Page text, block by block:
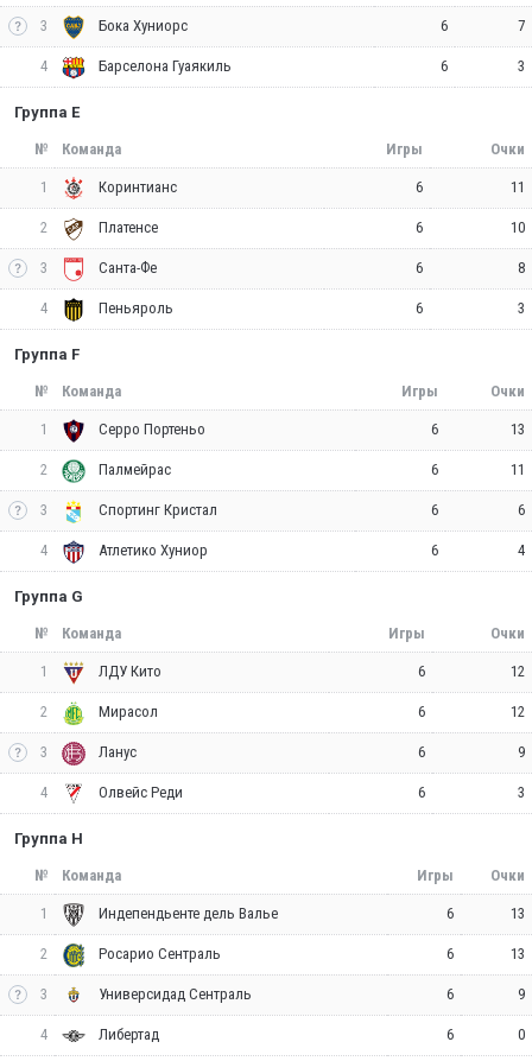
3 Бока Хуниорс 6 7
4 Барселона Гуаякиль 6 3
Группа E
№ Команда Игры Очки
1 Коринтианс 6 11
2 Платенсе 6 10
3 Санта-Фе 6 8
4 Пеньяроль 6 3
Группа F
№ Команда Игры Очки
1 Серро Портеньо 6 13
2 Палмейрас 6 11
3 Спортинг Кристал 6 6
4 Атлетико Хуниор 6 4
Группа G
№ Команда Игры Очки
1 ЛДУ Кито 6 12
2 Мирасол 6 12
3 Ланус 6 9
4 Олвейс Реди 6 3
Группа H
№ Команда Игры Очки
1 Индепендьенте дель Валье 6 13
2 Росарио Сентраль 6 13
3 Универсидад Сентраль 6 9
4 Либертад 6 0